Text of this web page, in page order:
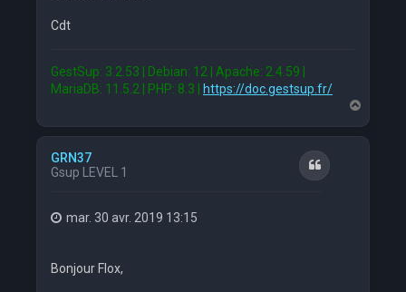
Cdt
GestSup: 3.2.53 | Debian: 12 | Apache: 2.4.59 |
MariaDB: 11.5.2 | PHP: 8.3 |
https://doc.gestsup.fr/
a
u
GRN37
Gsup LEVEL 1
Citation
mar. 30 avr. 2019 13:15
Bonjour Flox,